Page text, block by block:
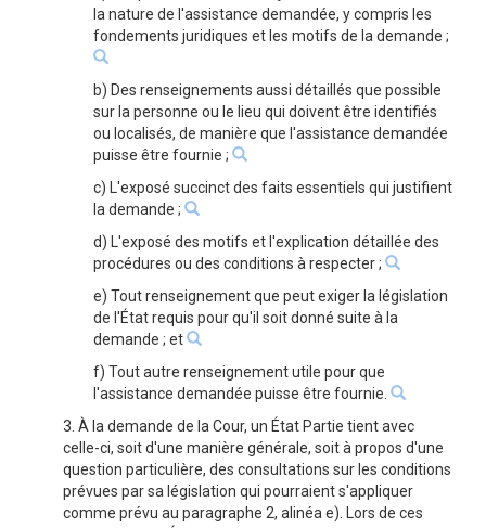
la nature de l'assistance demandée, y compris les
fondements juridiques et les motifs de la demande ;
b) Des renseignements aussi détaillés que possible
sur la personne ou le lieu qui doivent être identifiés
ou localisés, de manière que l'assistance demandée
puisse être fournie ;
c) L'exposé succinct des faits essentiels qui justifient
la demande ;
d) L'exposé des motifs et l'explication détaillée des
procédures ou des conditions à respecter ;
e) Tout renseignement que peut exiger la législation
de l'État requis pour qu'il soit donné suite à la
demande ; et
f) Tout autre renseignement utile pour que
l'assistance demandée puisse être fournie.
3. À la demande de la Cour, un État Partie tient avec
celle-ci, soit d'une manière générale, soit à propos d'une
question particulière, des consultations sur les conditions
prévues par sa législation qui pourraient s'appliquer
comme prévu au paragraphe 2, alinéa e). Lors de ces